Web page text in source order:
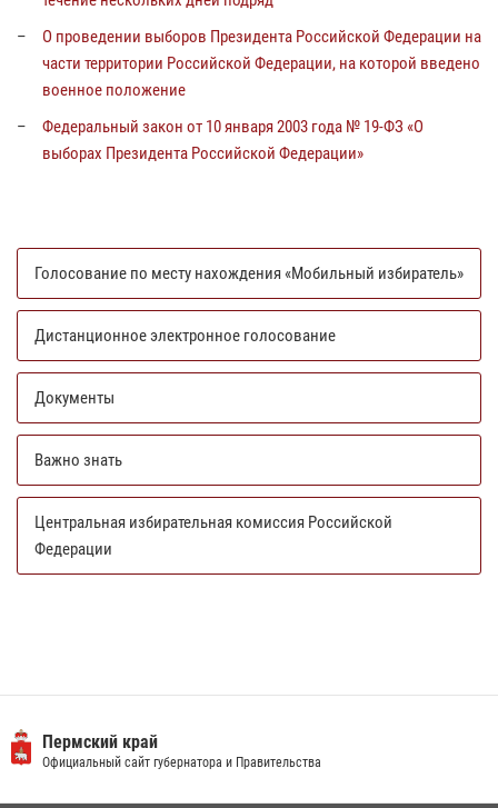
О проведении выборов Президента Российской Федерации на
части территории Российской Федерации, на которой введено
военное положение
Федеральный закон от 10 января 2003 года № 19-ФЗ «О
выборах Президента Российской Федерации»
Голосование по месту нахождения «Мобильный избиратель»
Дистанционное электронное голосование
Документы
Важно знать
Центральная избирательная комиссия Российской
Федерации
Пермский край
Официальный сайт губернатора и Правительства